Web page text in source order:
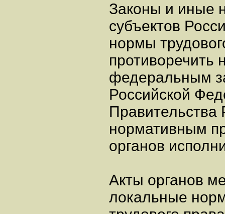
Законы и иные
субъектов
нормы
противоречить
федеральным
Российской
Правительства
нормативным
органов
Акты органов
локальные